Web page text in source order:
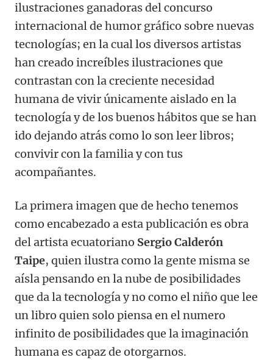
ilustraciones ganadoras del concurso
internacional de humor gráfico sobre nuevas
tecnologías; en la cual los diversos artistas
han creado increíbles ilustraciones que
contrastan con la creciente necesidad
humana de vivir únicamente aislado en la
tecnología y de los buenos hábitos que se han
ido dejando atrás como lo son leer libros;
convivir con la familia y con tus
acompañantes.
La primera imagen que de hecho tenemos
como encabezado a esta publicación es obra
del artista ecuatoriano Sergio Calderón
Taipe, quien ilustra como la gente misma se
aísla pensando en la nube de posibilidades
que da la tecnología y no como el niño que lee
un libro quien solo piensa en el numero
infinito de posibilidades que la imaginación
humana es capaz de otorgarnos.